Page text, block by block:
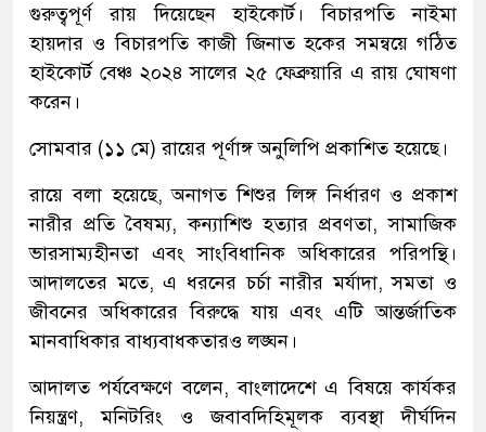
গুরুত্বপূর্ণ রায় দিয়েছেন হাইকোর্ট। বিচারপতি নাইমা
হায়দার ও বিচারপতি কাজী জিনাত হকের সমন্বয়ে গঠিত
হাইকোর্ট বেঞ্চ ২০২৪ সালের ২৫ ফেব্রুয়ারি এ রায় ঘোষণা
করেন।
সোমবার (১১ মে) রায়ের পূর্ণাঙ্গ অনুলিপি প্রকাশিত হয়েছে।
রায়ে বলা হয়েছে, অনাগত শিশুর লিঙ্গ নির্ধারণ ও প্রকাশ
নারীর প্রতি বৈষম্য, কন্যাশিশু হত্যার প্রবণতা, সামাজিক
ভারসাম্যহীনতা এবং সাংবিধানিক অধিকারের পরিপন্থি।
আদালতের মতে, এ ধরনের চর্চা নারীর মর্যাদা, সমতা ও
জীবনের অধিকারের বিরুদ্ধে যায় এবং এটি আন্তর্জাতিক
মানবাধিকার বাধ্যবাধকতারও লঙ্ঘন।
আদালত পর্যবেক্ষণে বলেন, বাংলাদেশে এ বিষয়ে কার্যকর
নিয়ন্ত্রণ, মনিটরিং ও জবাবদিহিমূলক ব্যবস্থা দীর্ঘদিন